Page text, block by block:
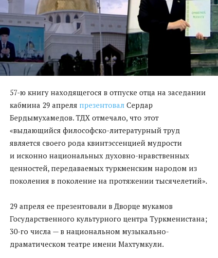
57-ю книгу находящегося в отпуске отца на заседании
кабмина 29 апреля презентовал Сердар
Бердымухамедов. ТДХ отмечало, что этот
«выдающийся философско-литературный труд
является своего рода квинтэссенцией мудрости
и исконно национальных духовно-нравственных
ценностей, передаваемых туркменским народом из
поколения в поколение на протяжении тысячелетий».
29 апреля ее презентовали в Дворце мукамов
Государственного культурного центра Туркменистана;
30-го числа — в национальном музыкально-
драматическом театре имени Махтумкули.